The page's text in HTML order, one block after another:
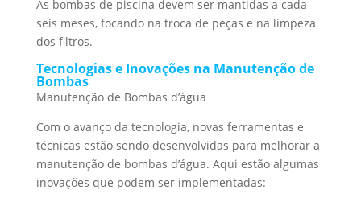
As bombas de piscina devem ser mantidas a cada
seis meses, focando na troca de peças e na limpeza
dos filtros.
Tecnologias e Inovações na Manutenção de
Bombas
Manutenção de Bombas d’água
Com o avanço da tecnologia, novas ferramentas e
técnicas estão sendo desenvolvidas para melhorar a
manutenção de bombas d’água. Aqui estão algumas
inovações que podem ser implementadas: